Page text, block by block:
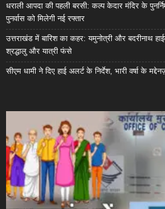
धराली आपदा की पहली बरसी: कल्प केदार मंदिर के
पुनर्वास को मिलेगी नई रफ्तार
उत्तराखंड में बारिश का कहर: यमुनोत्री और बदरीनाथ
श्रद्धालु और यात्री फंसे
सीएम धामी ने दिए हाई अलर्ट के निर्देश, भारी वर्षा के